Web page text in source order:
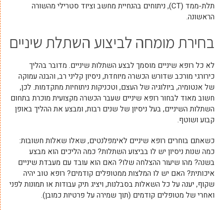
תלת-ממד (CT), ניתוחים בהנחיית מחשב וציוד סטרילי מהשורה
הראשונה.
בחירת מומחה לביצוע השתלת שיניים
לא כל רופא שיניים מוסמך לבצע השתלות שיניים. מדובר בהליך
כירורגי מורכב שדורש הכשרה מיוחדת, ניסיון קליני רב, והבנה עמוקה
של אנטומיה, ביולוגיה של העצם, וטכניקות ניתוחיות מתקדמות. לכן,
חשוב מאוד לבחור רופא שיניים שעבר הכשרה מקצועית מוכרת בתחום
השתלות השיניים, בעל ניסיון של שנים רבות, ומבצע את ההליך באופן
קבוע ושוטף.
כשאתם בוחרים רופא שיניים לאימפלנטים, שאלו שאלות חשובות:
כמה שנות ניסיון יש לו בביצוע השתלות? כמה הליכים הוא מבצע
בשנה? מהו שיעור ההצלחה שלו? האם הוא עובד עם מעבדת שיניים
איכותית? האם יש לו המלצות ממטופלים קודמים? רופא טוב יהיה
שקוף, יענה על כל השאלות בסבלנות, ויציג תיק עבודות או תמונות לפני
ואחרי של מטופלים קודמים (תוך שמירה על פרטיות כמובן).